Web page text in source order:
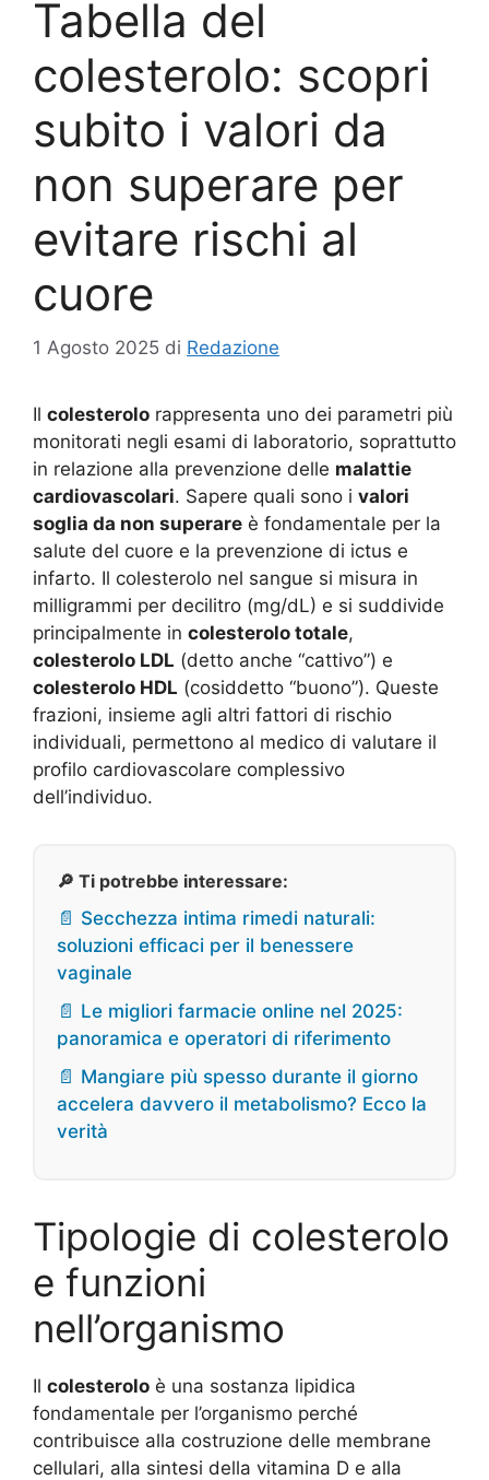
Tabella del
colesterolo: scopri
subito i valori da
non superare per
evitare rischi al
cuore
1 Agosto 2025 di Redazione
Il colesterolo rappresenta uno dei parametri più
monitorati negli esami di laboratorio, soprattutto
in relazione alla prevenzione delle malattie
cardiovascolari. Sapere quali sono i valori
soglia da non superare è fondamentale per la
salute del cuore e la prevenzione di ictus e
infarto. Il colesterolo nel sangue si misura in
milligrammi per decilitro (mg/dL) e si suddivide
principalmente in colesterolo totale,
colesterolo LDL (detto anche “cattivo”) e
colesterolo HDL (cosiddetto “buono”). Queste
frazioni, insieme agli altri fattori di rischio
individuali, permettono al medico di valutare il
profilo cardiovascolare complessivo
dell’individuo.
🔎 Ti potrebbe interessare:
📄 Secchezza intima rimedi naturali:
soluzioni efficaci per il benessere
vaginale
📄 Le migliori farmacie online nel 2025:
panoramica e operatori di riferimento
📄 Mangiare più spesso durante il giorno
accelera davvero il metabolismo? Ecco la
verità
Tipologie di colesterolo
e funzioni
nell’organismo
Il colesterolo è una sostanza lipidica
fondamentale per l’organismo perché
contribuisce alla costruzione delle membrane
cellulari, alla sintesi della vitamina D e alla